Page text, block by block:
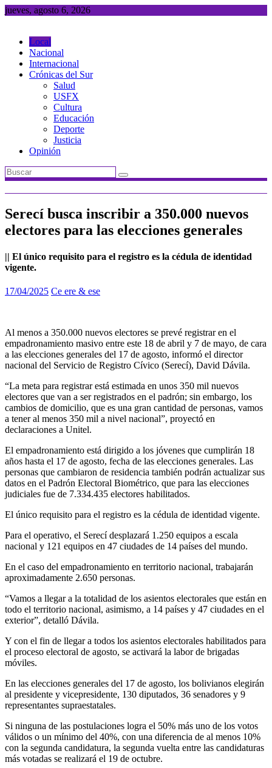
Saltar
jueves, agosto 6, 2026
Local
Nacional
Internacional
Crónicas del Sur
Salud
USFX
Cultura
Educación
Deporte
Justicia
Opinión
Serecí busca inscribir a 350.000 nuevos
electores para las elecciones generales
|| El único requisito para el registro es la cédula de identidad
vigente.
17/04/2025 Ce ere & ese
Al menos a 350.000 nuevos electores se prevé registrar en el
empadronamiento masivo entre este 18 de abril y 7 de mayo, de cara
a las elecciones generales del 17 de agosto, informó el director
nacional del Servicio de Registro Cívico (Serecí), David Dávila.
“La meta para registrar está estimada en unos 350 mil nuevos
electores que van a ser registrados en el padrón; sin embargo, los
cambios de domicilio, que es una gran cantidad de personas, vamos
a tener al menos 350 mil a nivel nacional”, proyectó en
declaraciones a Unitel.
El empadronamiento está dirigido a los jóvenes que cumplirán 18
años hasta el 17 de agosto, fecha de las elecciones generales. Las
personas que cambiaron de residencia también podrán actualizar sus
datos en el Padrón Electoral Biométrico, que para las elecciones
judiciales fue de 7.334.435 electores habilitados.
El único requisito para el registro es la cédula de identidad vigente.
Para el operativo, el Serecí desplazará 1.250 equipos a escala
nacional y 121 equipos en 47 ciudades de 14 países del mundo.
En el caso del empadronamiento en territorio nacional, trabajarán
aproximadamente 2.650 personas.
“Vamos a llegar a la totalidad de los asientos electorales que están en
todo el territorio nacional, asimismo, a 14 países y 47 ciudades en el
exterior”, detalló Dávila.
Y con el fin de llegar a todos los asientos electorales habilitados para
el proceso electoral de agosto, se activará la labor de brigadas
móviles.
En las elecciones generales del 17 de agosto, los bolivianos elegirán
al presidente y vicepresidente, 130 diputados, 36 senadores y 9
representantes supraestatales.
Si ninguna de las postulaciones logra el 50% más uno de los votos
válidos o un mínimo del 40%, con una diferencia de al menos 10%
con la segunda candidatura, la segunda vuelta entre las candidaturas
más votadas se realizará el 19 de octubre.